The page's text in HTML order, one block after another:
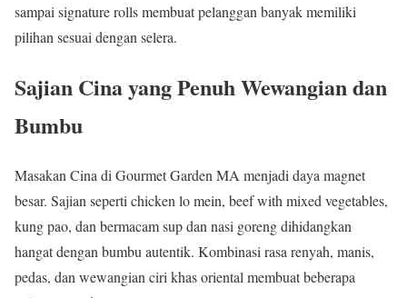
sampai signature rolls membuat pelanggan banyak memiliki
pilihan sesuai dengan selera.
Sajian Cina yang Penuh Wewangian dan
Bumbu
Masakan Cina di Gourmet Garden MA menjadi daya magnet
besar. Sajian seperti chicken lo mein, beef with mixed vegetables,
kung pao, dan bermacam sup dan nasi goreng dihidangkan
hangat dengan bumbu autentik. Kombinasi rasa renyah, manis,
pedas, dan wewangian ciri khas oriental membuat beberapa